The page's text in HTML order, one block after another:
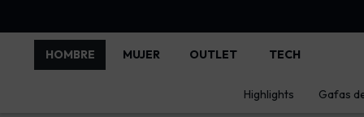
HOMBRE MUJER OUTLET TECH
Highlights Gafas